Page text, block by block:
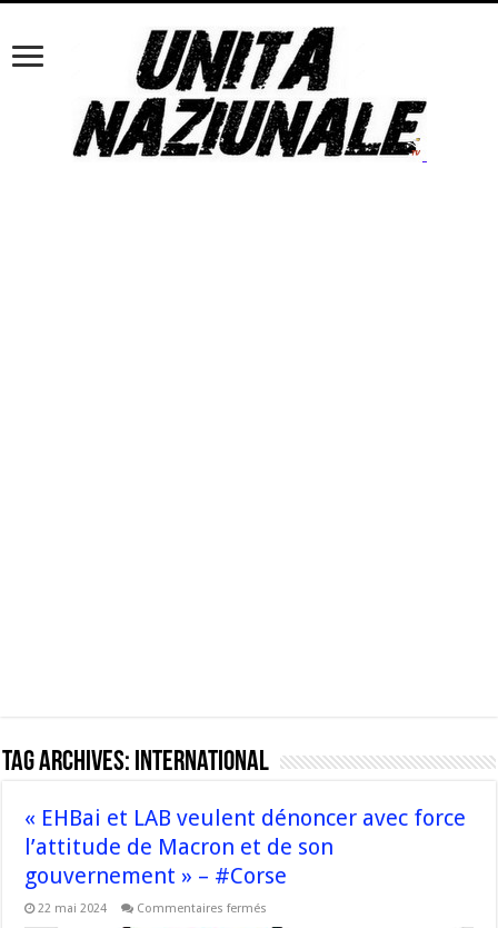
Tag Archives: international
« EHBai et LAB veulent dénoncer avec force
l’attitude de Macron et de son
gouvernement » – #Corse
22 mai 2024 Commentaires fermés